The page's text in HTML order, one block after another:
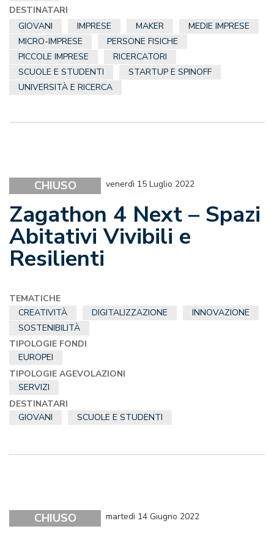
DESTINATARI
GIOVANI
IMPRESE MAKER
MEDIE IMPRESE
MICRO-IMPRESE
PERSONE FISICHE
PICCOLE IMPRESE
RICERCATORI
SCUOLE E STUDENTI
STARTUP E SPINOFF
UNIVERSITÀ E RICERCA
CHIUSO venerdì 15 Luglio 2022
Zagathon 4 Next – Spazi
Abitativi Vivibili e
Resilienti
TEMATICHE
CREATIVITÀ
DIGITALIZZAZIONE
INNOVAZIONE
SOSTENIBILITÀ
TIPOLOGIE FONDI
EUROPEI
TIPOLOGIE AGEVOLAZIONI
SERVIZI
DESTINATARI
GIOVANI
SCUOLE E STUDENTI
CHIUSO martedì 14 Giugno 2022